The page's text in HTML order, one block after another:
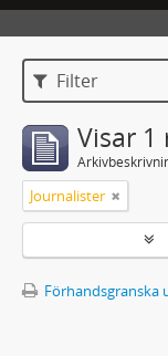
Filter
Visar 1
Journalister
Förhandsgranska